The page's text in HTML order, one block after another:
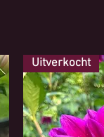
Uitverkocht